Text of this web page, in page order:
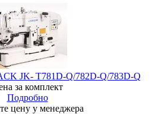
JK- T781D-Q/782D-Q/783D-Q
за комплект
Подробно
цену у менеджера